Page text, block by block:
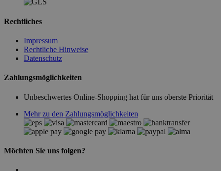
Rechtliches
Impressum
Rechtliche Hinweise
Datenschutz
Zahlungsmöglichkeiten
Unbeschwertes Online-Shopping hat für uns oberste Priorität
Mehr zu den Zahlungsmöglichkeiten
Möchten Sie uns folgen?